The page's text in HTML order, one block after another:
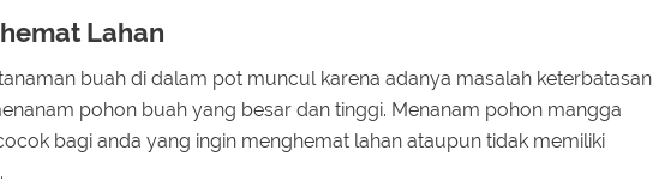
Lahan
buah di dalam pot muncul karena adanya masalah keterbatasan
pohon buah yang besar dan tinggi. Menanam pohon mangga
bagi anda yang ingin menghemat lahan ataupun tidak memiliki